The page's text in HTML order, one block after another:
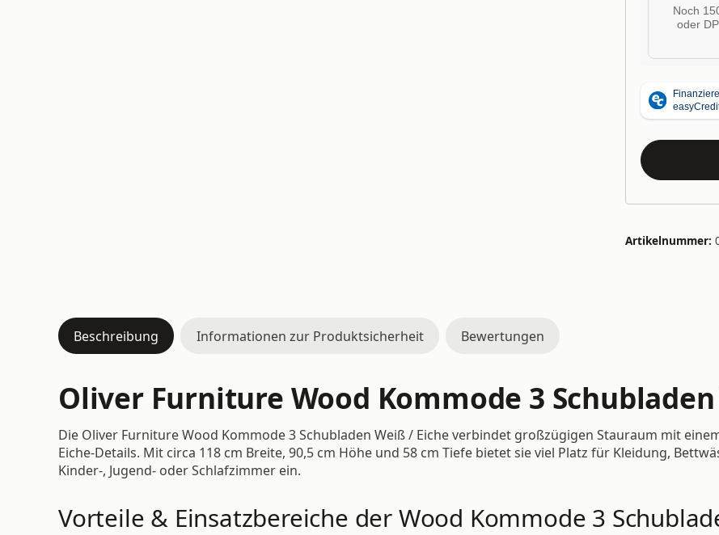
Noch
oder
Artikelnummer:
Beschreibung Informationen zur Produktsicherheit Bewertungen
Oliver Furniture Wood Kommode 3
Die Oliver Furniture Wood Kommode 3 Schubladen Weiß / Eiche verbindet großzügigen Stauraum mit
Eiche-Details. Mit circa 118 cm Breite, 90,5 cm Höhe und 58 cm Tiefe bietet sie viel Platz für Kleidung,
Kinder-, Jugend- oder Schlafzimmer ein.
Vorteile & Einsatzbereiche der Wood Kommode 3